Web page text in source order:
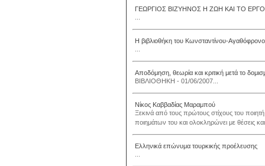
ΓΕΩΡΓΙΟΣ ΒΙΖΥΗΝΟΣ Η ΖΩΗ ΚΑΙ ΤΟ ΕΡΓΟ
Η βιβλιοθήκη του Κωνσταντίνου-
Αποδόμηση, θεωρία και κριτική μετά το
ΒΙΒΛΙΟΘΗΚΗ - 01/06/2007...
Νίκος Καββαδίας Μαραμπού
Ξεκινά από τους πρώτους στίχους του
ποιημάτων του και ολοκληρώνει με θέσεις
Ελληνικά επώνυμα τουρκικής προέλευσης